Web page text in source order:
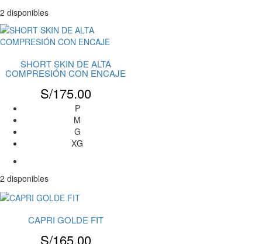
2 disponibles
SHORT SKIN DE ALTA
COMPRESIÓN CON ENCAJE
S/175.00
P
M
G
XG
2 disponibles
CAPRI GOLDE FIT
S/165.00